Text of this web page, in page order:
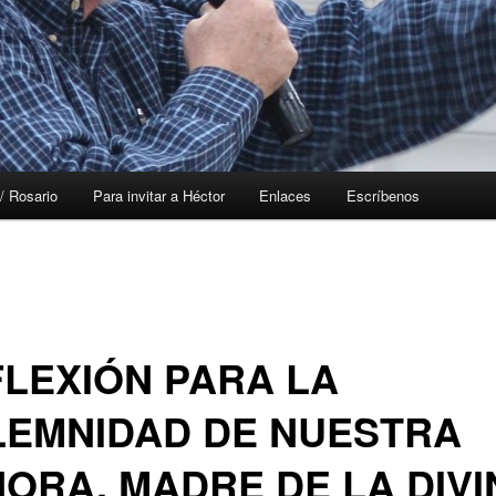
Rosario Para invitar a Héctor Enlaces Escríbenos
PARA LA
DE NUESTRA
MADRE DE LA